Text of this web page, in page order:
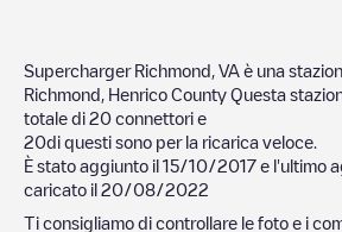
Supercharger Richmond, VA è una
Richmond Henrico County Questa
totale di 20 connettori e
20di questi sono per la ricarica veloce.
È stato aggiunto il 15/10/2017 e l'ultimo
caricato il 20/08/2022
Ti consigliamo di controllare le foto e i